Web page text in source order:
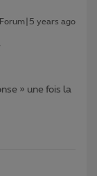
years ago
» une fois la